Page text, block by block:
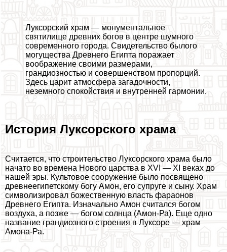
Луксорский храм — монументальное
святилище древних богов в центре шумного
современного города. Свидетельство былого
могущества Древнего Египта поражает
воображение своими размерами,
грандиозностью и совершенством пропорций.
Здесь царит атмосфера загадочности,
неземного спокойствия и внутренней гармонии.
История Луксорского храма
Считается, что строительство Луксорского храма было
начато во времена Нового царства в XVI — XI веках до
нашей эры. Культовое сооружение было посвящено
древнеегипетскому богу Амон, его супруге и сыну. Храм
символизировал божественную власть фараонов
Древнего Египта. Изначально Амон считался богом
воздуха, а позже — богом солнца (Амон-Ра). Еще одно
название грандиозного строения в Луксоре — храм
Амона-Ра.